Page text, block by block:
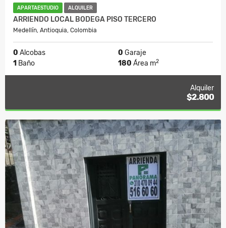
APARTAESTUDIO ALQUILER
ARRIENDO LOCAL BODEGA PISO TERCERO
Medellín, Antioquia, Colombia
0 Alcobas 0 Garaje
1 Baño 180 Área m2
Alquiler
$2.800